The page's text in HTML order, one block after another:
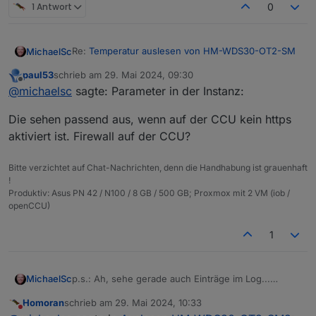
1 Antwort 0
MichaelScRe: Temperatur auslesen von HM-WDS30-OT2-SM
Habe ja Dutzende von HM-IP-Geräten - alles
funktioniert.
ich tun, um die Werte aus der CCU3 auch im
iOBroker zu sehen?
kein HMIP-Gerät ist?
die wird nicht grün...
Vermutlich mache ich noch etwas falsch, aber was?
Offline
paul53schrieb am 29. Mai 2024, 09:30
zuletzt editiert von
@michaelsc sagte: Parameter in der Instanz:
Die sehen passend aus, wenn auf der CCU kein https
aktiviert ist. Firewall auf der CCU?
Bitte verzichtet auf Chat-Nachrichten, denn die Handhabung ist grauenhaft
!
Produktiv: Asus PN 42 / N100 / 8 GB / 500 GB; Proxmox mit 2 VM (iob /
openCCU)
1
MichaelScp.s.: Ah, sehe gerade auch Einträge im Log...
2024-05-29 11:21:39.076 error Init not possible,
Nicht stören
Homoranschrieb am 29. Mai 2024, 10:33
zuletzt editiert von